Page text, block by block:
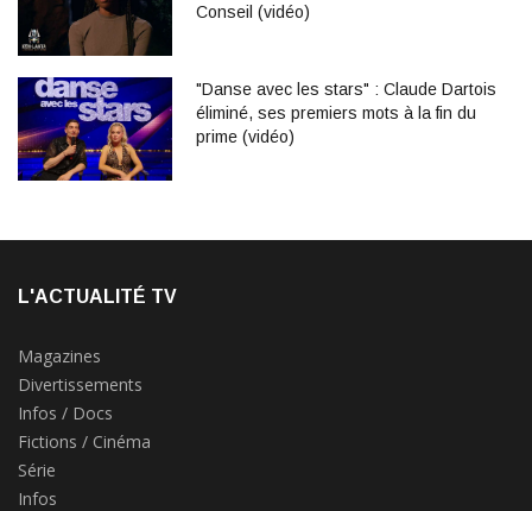
Conseil (vidéo)
"Danse avec les stars" : Claude Dartois
éliminé, ses premiers mots à la fin du
prime (vidéo)
L'ACTUALITÉ TV
Magazines
Divertissements
Infos / Docs
Fictions / Cinéma
Série
Infos